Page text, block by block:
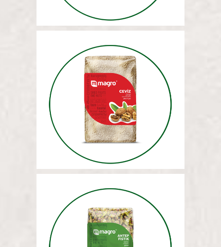
ГРЕЦКИЕ ОРЕХИ (МОЛОТЫЕ)
5 КГ
ФИСТАШКИ (ЦЕЛЫЕ) 5 КГ